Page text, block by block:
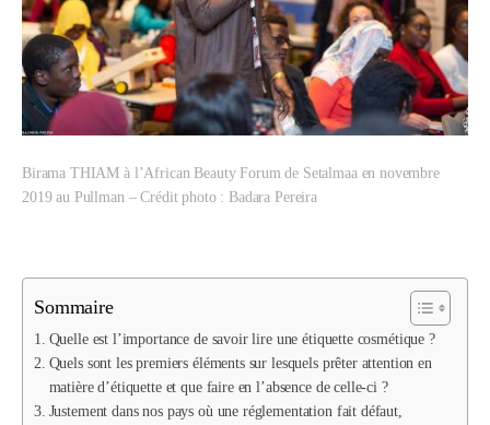
Birama THIAM à l’African Beauty Forum de Setalmaa en novembre
2019 au Pullman – Crédit photo : Badara Pereira
Sommaire
Quelle est l’importance de savoir lire une étiquette cosmétique ?
Quels sont les premiers éléments sur lesquels prêter attention en
matière d’étiquette et que faire en l’absence de celle-ci ?
Justement dans nos pays où une réglementation fait défaut,